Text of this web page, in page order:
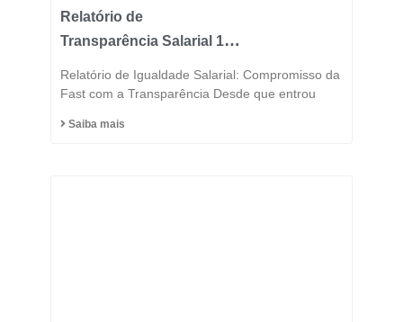
Relatório de
Transparência Salarial 1º
Relatório de Igualdade Salarial: Compromisso da
Fast com a Transparência Desde que entrou
Saiba mais